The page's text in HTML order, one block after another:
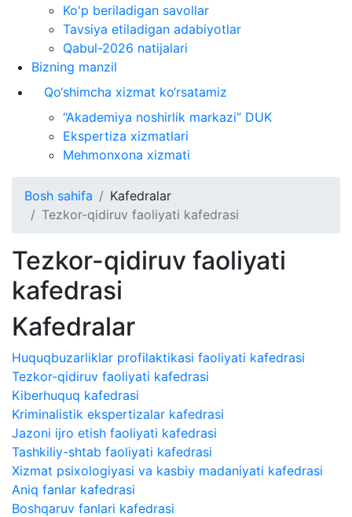
Ko'p beriladigan savollar
Tavsiya etiladigan adabiyotlar
Qabul-2026 natijalari
Bizning manzil
Qo‘shimcha xizmat ko‘rsatamiz
“Akademiya noshirlik markazi” DUK
Ekspertiza xizmatlari
Mehmonxona xizmati
Bosh sahifa
Kafedralar
Tezkor-qidiruv faoliyati kafedrasi
Tezkor-qidiruv faoliyati
kafedrasi
Kafedralar
Huquqbuzarliklar profilaktikasi faoliyati kafedrasi
Tezkor-qidiruv faoliyati kafedrasi
Kiberhuquq kafedrasi
Kriminalistik ekspertizalar kafedrasi
Jazoni ijro etish faoliyati kafedrasi
Tashkiliy-shtab faoliyati kafedrasi
Xizmat psixologiyasi va kasbiy madaniyati kafedrasi
Aniq fanlar kafedrasi
Boshqaruv fanlari kafedrasi